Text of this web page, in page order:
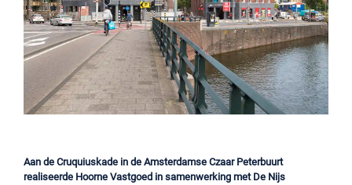
Aan de Cruquiuskade in de Amsterdamse Czaar Peterbuurt
realiseerde Hoorne Vastgoed in samenwerking met De Nijs